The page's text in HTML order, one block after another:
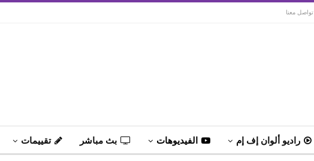
تواصل معنا
راديو ألوان إف إم الفيديوهات بث مباشر تقييمات